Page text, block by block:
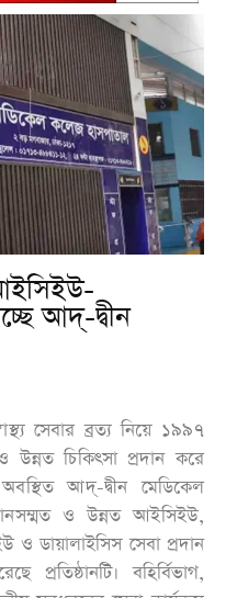
আদ্-দ্বীন
সেবার ব্রত্য নিয়ে ১৯৯৭
চিকিৎসা প্রদান করে
আদ্-দ্বীন মেডিকেল
ও উন্নত আইসিইউ,
ডায়ালাইসিস সেবা প্রদান
বহির্বিভাগ,